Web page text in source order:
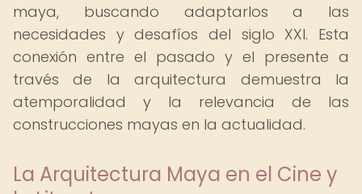
maya, buscando adaptarlos a las
necesidades y desafíos del siglo XXI. Esta
conexión entre el pasado y el presente a
través de la arquitectura demuestra la
atemporalidad y la relevancia de las
construcciones mayas en la actualidad.
La Arquitectura Maya en el Cine y